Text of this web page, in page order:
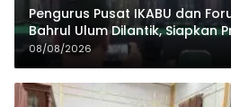
Pengurus Pusat IKABU dan
Bahrul Ulum Dilantik, Siapkan
Organisasi dan Ekonomi
08/08/2026